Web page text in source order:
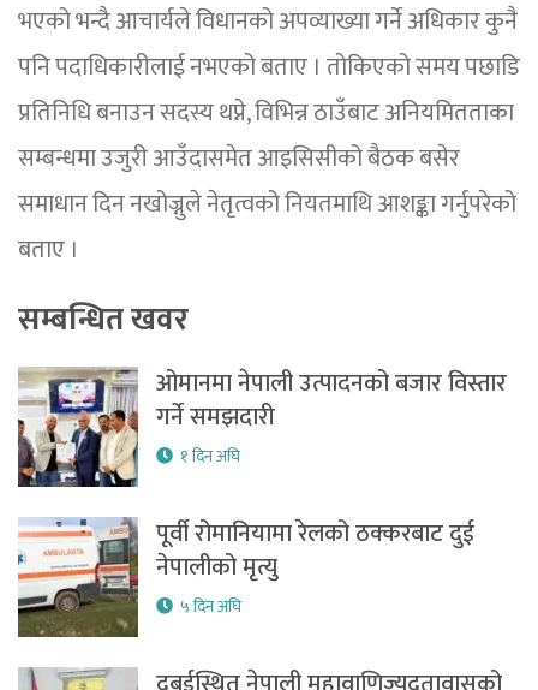
भएको भन्दै आचार्यले विधानको अपव्याख्या गर्ने अधिकार कुनै
पनि पदाधिकारीलाई नभएको बताए । तोकिएको समय पछाडि
प्रतिनिधि बनाउन सदस्य थप्ने, विभिन्न ठाउँबाट अनियमितताका
सम्बन्धमा उजुरी आउँदासमेत आइसिसीको बैठक बसेर
समाधान दिन नखोज्नुले नेतृत्वको नियतमाथि आशङ्का गर्नुपरेको
बताए ।
सम्बन्धित खवर
ओमानमा नेपाली उत्पादनको बजार विस्तार
गर्ने समझदारी
१ दिन अघि
पूर्वी रोमानियामा रेलको ठक्करबाट दुई
नेपालीको मृत्यु
५ दिन अघि